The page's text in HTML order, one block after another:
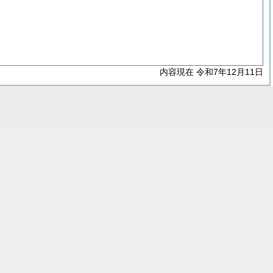
内容現在 令和7年12月11日